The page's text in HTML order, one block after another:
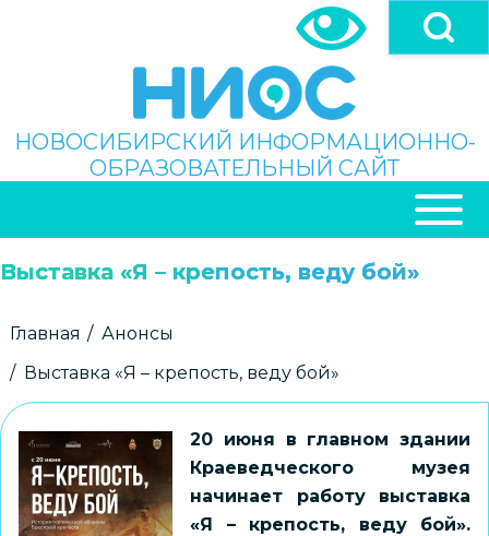
Поиск
НОВОСИБИРСКИЙ ИНФОРМАЦИОННО-
ОБРАЗОВАТЕЛЬНЫЙ САЙТ
НАВИГАЦИЯ
Выставка «Я – крепость, веду бой»
Строка
Главная
Анонсы
Выставка «Я – крепость, веду бой»
20 июня в главном здании
Краеведческого музея
начинает работу выставка
«Я – крепость, веду бой».